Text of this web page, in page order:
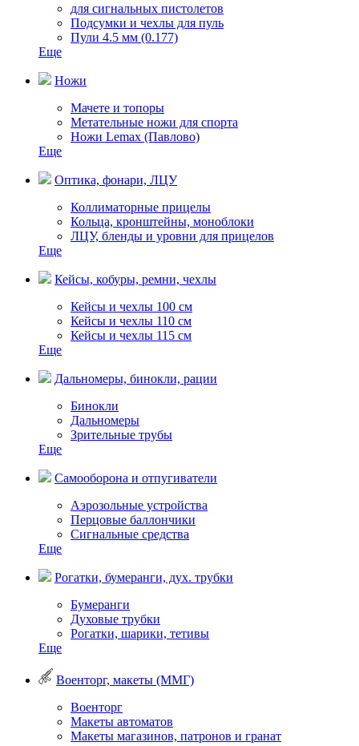
для сигнальных пистолетов
Подсумки и чехлы для пуль
Пули 4.5 мм (0.177)
Еще
Ножи
Мачете и топоры
Метательные ножи для спорта
Ножи Lemax (Павлово)
Еще
Оптика, фонари, ЛЦУ
Коллиматорные прицелы
Кольца, кронштейны, моноблоки
ЛЦУ, бленды и уровни для прицелов
Еще
Кейсы, кобуры, ремни, чехлы
Кейсы и чехлы 100 см
Кейсы и чехлы 110 см
Кейсы и чехлы 115 см
Еще
Дальномеры, бинокли, рации
Бинокли
Дальномеры
Зрительные трубы
Еще
Самооборона и отпугиватели
Аэрозольные устройства
Перцовые баллончики
Сигнальные средства
Еще
Рогатки, бумеранги, дух. трубки
Бумеранги
Духовые трубки
Рогатки, шарики, тетивы
Еще
Военторг, макеты (ММГ)
Военторг
Макеты автоматов
Макеты магазинов, патронов и гранат